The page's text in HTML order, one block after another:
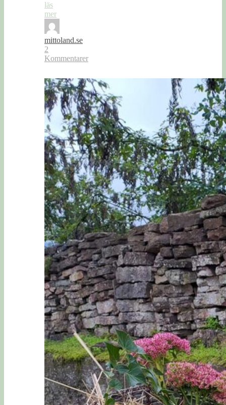
läs
mer
mittoland.se
2
Kommentarer